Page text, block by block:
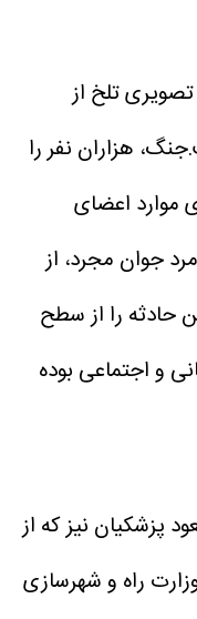
تلخ از
هزاران نفر را
موارد اعضای
جوان مجرد، از
حادثه را از سطح
و اجتماعی بوده
پزشکیان نیز که از
راه و شهرسازی